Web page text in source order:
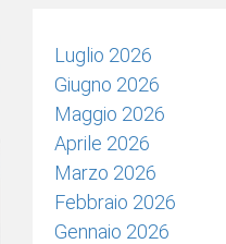
Luglio 2026
Giugno 2026
Maggio 2026
Aprile 2026
Marzo 2026
Febbraio 2026
Gennaio 2026